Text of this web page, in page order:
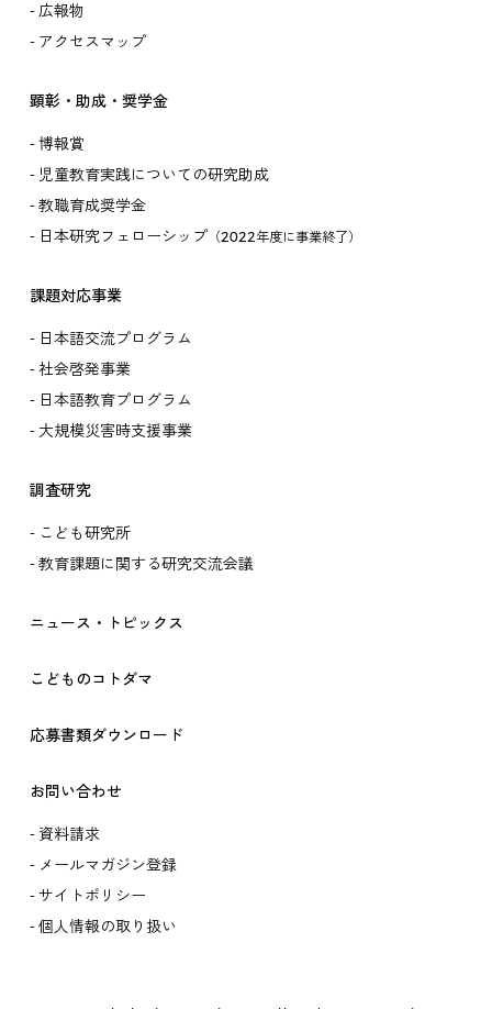
広報物
アクセスマップ
顕彰・助成・奨学金
博報賞
児童教育実践についての研究助成
教職育成奨学金
日本研究フェローシップ（2022年度に事業終了）
課題対応事業
日本語交流プログラム
社会啓発事業
日本語教育プログラム
大規模災害時支援事業
調査研究
こども研究所
教育課題に関する研究交流会議
ニュース・トピックス
こどものコトダマ
応募書類ダウンロード
お問い合わせ
資料請求
メールマガジン登録
サイトポリシー
個人情報の取り扱い